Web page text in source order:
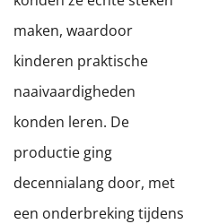
maken, waardoor
kinderen praktische
naaivaardigheden
konden leren. De
productie ging
decennialang door, met
een onderbreking tijdens